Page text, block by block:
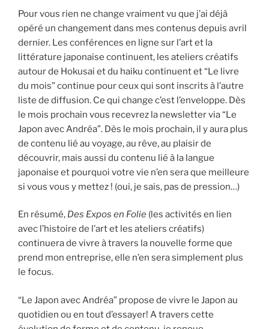
Pour vous rien ne change vraiment vu que j’ai déjà
opéré un changement dans mes contenus depuis avril
dernier. Les conférences en ligne sur l’art et la
littérature japonaise continuent, les ateliers créatifs
autour de Hokusai et du haiku continuent et “Le livre
du mois” continue pour ceux qui sont inscrits à l’autre
liste de diffusion. Ce qui change c’est l’enveloppe. Dès
le mois prochain vous recevrez la newsletter via “Le
Japon avec Andréa”. Dès le mois prochain, il y aura plus
de contenu lié au voyage, au rêve, au plaisir de
découvrir, mais aussi du contenu lié à la langue
japonaise et pourquoi votre vie n’en sera que meilleure
si vous vous y mettez ! (oui, je sais, pas de pression…)
En résumé, Des Expos en Folie (les activités en lien
avec l’histoire de l’art et les ateliers créatifs)
continuera de vivre à travers la nouvelle forme que
prend mon entreprise, elle n’en sera simplement plus
le focus.
“Le Japon avec Andréa” propose de vivre le Japon au
quotidien ou en tout d’essayer! A travers cette